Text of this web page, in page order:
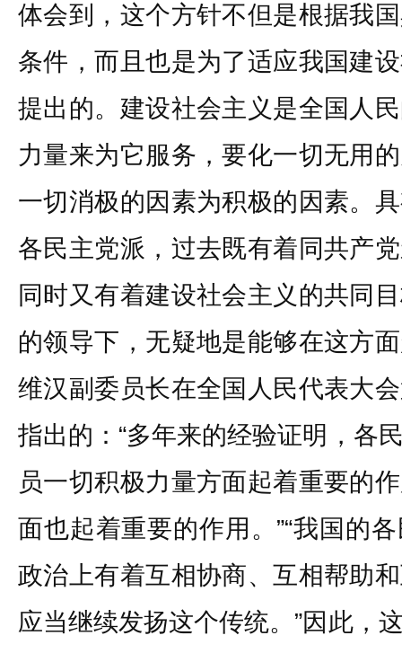
体会到，这个方针不但是根据我
条件，而且也是为了适应我国建
提出的。建设社会主义是全国人
力量来为它服务，要化一切无用
一切消极的因素为积极的因素。
各民主党派，过去既有着同共产
同时又有着建设社会主义的共同
的领导下，无疑地是能够在这方
维汉副委员长在全国人民代表大
指出的：“多年来的经验证明，各
员一切积极力量方面起着重要的
面也起着重要的作用。”“我国的
政治上有着互相协商、互相帮助
应当继续发扬这个传统。”因此，